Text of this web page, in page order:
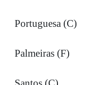
Portuguesa (C)
Palmeiras (F)